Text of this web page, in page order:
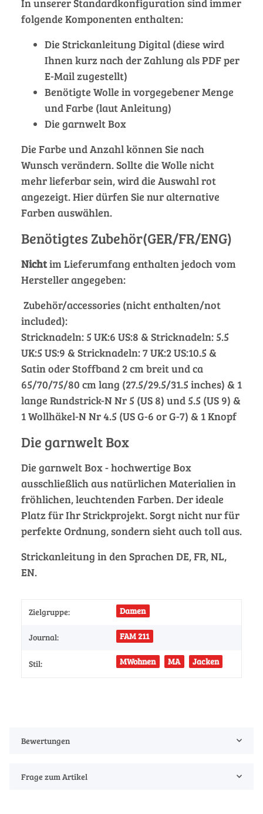
folgende Komponenten enthalten:
Die Strickanleitung Digital (diese wird
Ihnen kurz nach der Zahlung als PDF per
E-Mail zugestellt)
Benötigte Wolle in vorgegebener Menge
und Farbe (laut Anleitung)
Die garnwelt Box
Die Farbe und Anzahl können Sie nach
Wunsch verändern. Sollte die Wolle nicht
mehr lieferbar sein, wird die Auswahl rot
angezeigt. Hier dürfen Sie nur alternative
Farben auswählen.
Benötigtes Zubehör(GER/FR/ENG)
Nichtim Lieferumfang enthalten jedoch vom
Hersteller angegeben:
Zubehör/accessories (nicht enthalten/not
included):
Stricknadeln: 5 UK:6 US:8 & Stricknadeln: 5.5
UK:5 US:9 & Stricknadeln: 7 UK:2 US:10.5 &
Satin oder Stoffband 2 cm breit und ca
65/70/75/80 cm lang (27.5/29.5/31.5 inches) & 1
lange Rundstrick-N Nr 5 (US 8) und 5.5 (US 9) &
1 Wollhäkel-N Nr 4.5 (US G-6 or G-7) & 1 Knopf
Die garnwelt Box
Die garnwelt Box - hochwertige Box
ausschließlich aus natürlichen Materialien in
fröhlichen, leuchtenden Farben. Der ideale
Platz für Ihr Strickprojekt. Sorgt nicht nur für
perfekte Ordnung, sondern sieht auch toll aus.
Strickanleitung in den Sprachen DE, FR, NL,
EN.
Zielgruppe: Damen
Journal: FAM 211
Stil: MWohnen MA Jacken
Bewertungen
Frage zum Artikel